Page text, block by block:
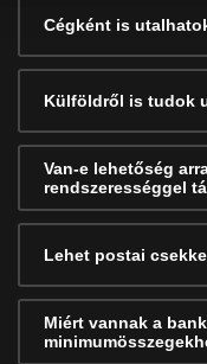
Cégként is
Külföldről is tudok
Van-e lehetőség
rendszerességgel
Lehet postai
Miért vannak a